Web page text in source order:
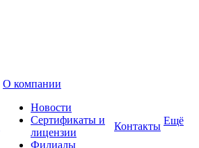
О компании
Новости
Сертификаты и
лицензии
Филиалы
Контакты Ещё